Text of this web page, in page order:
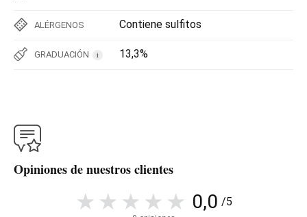
ALÉRGENOS Contiene sulfitos
GRADUACIÓN i 13,3%
Opiniones de nuestros clientes
0,0 /5